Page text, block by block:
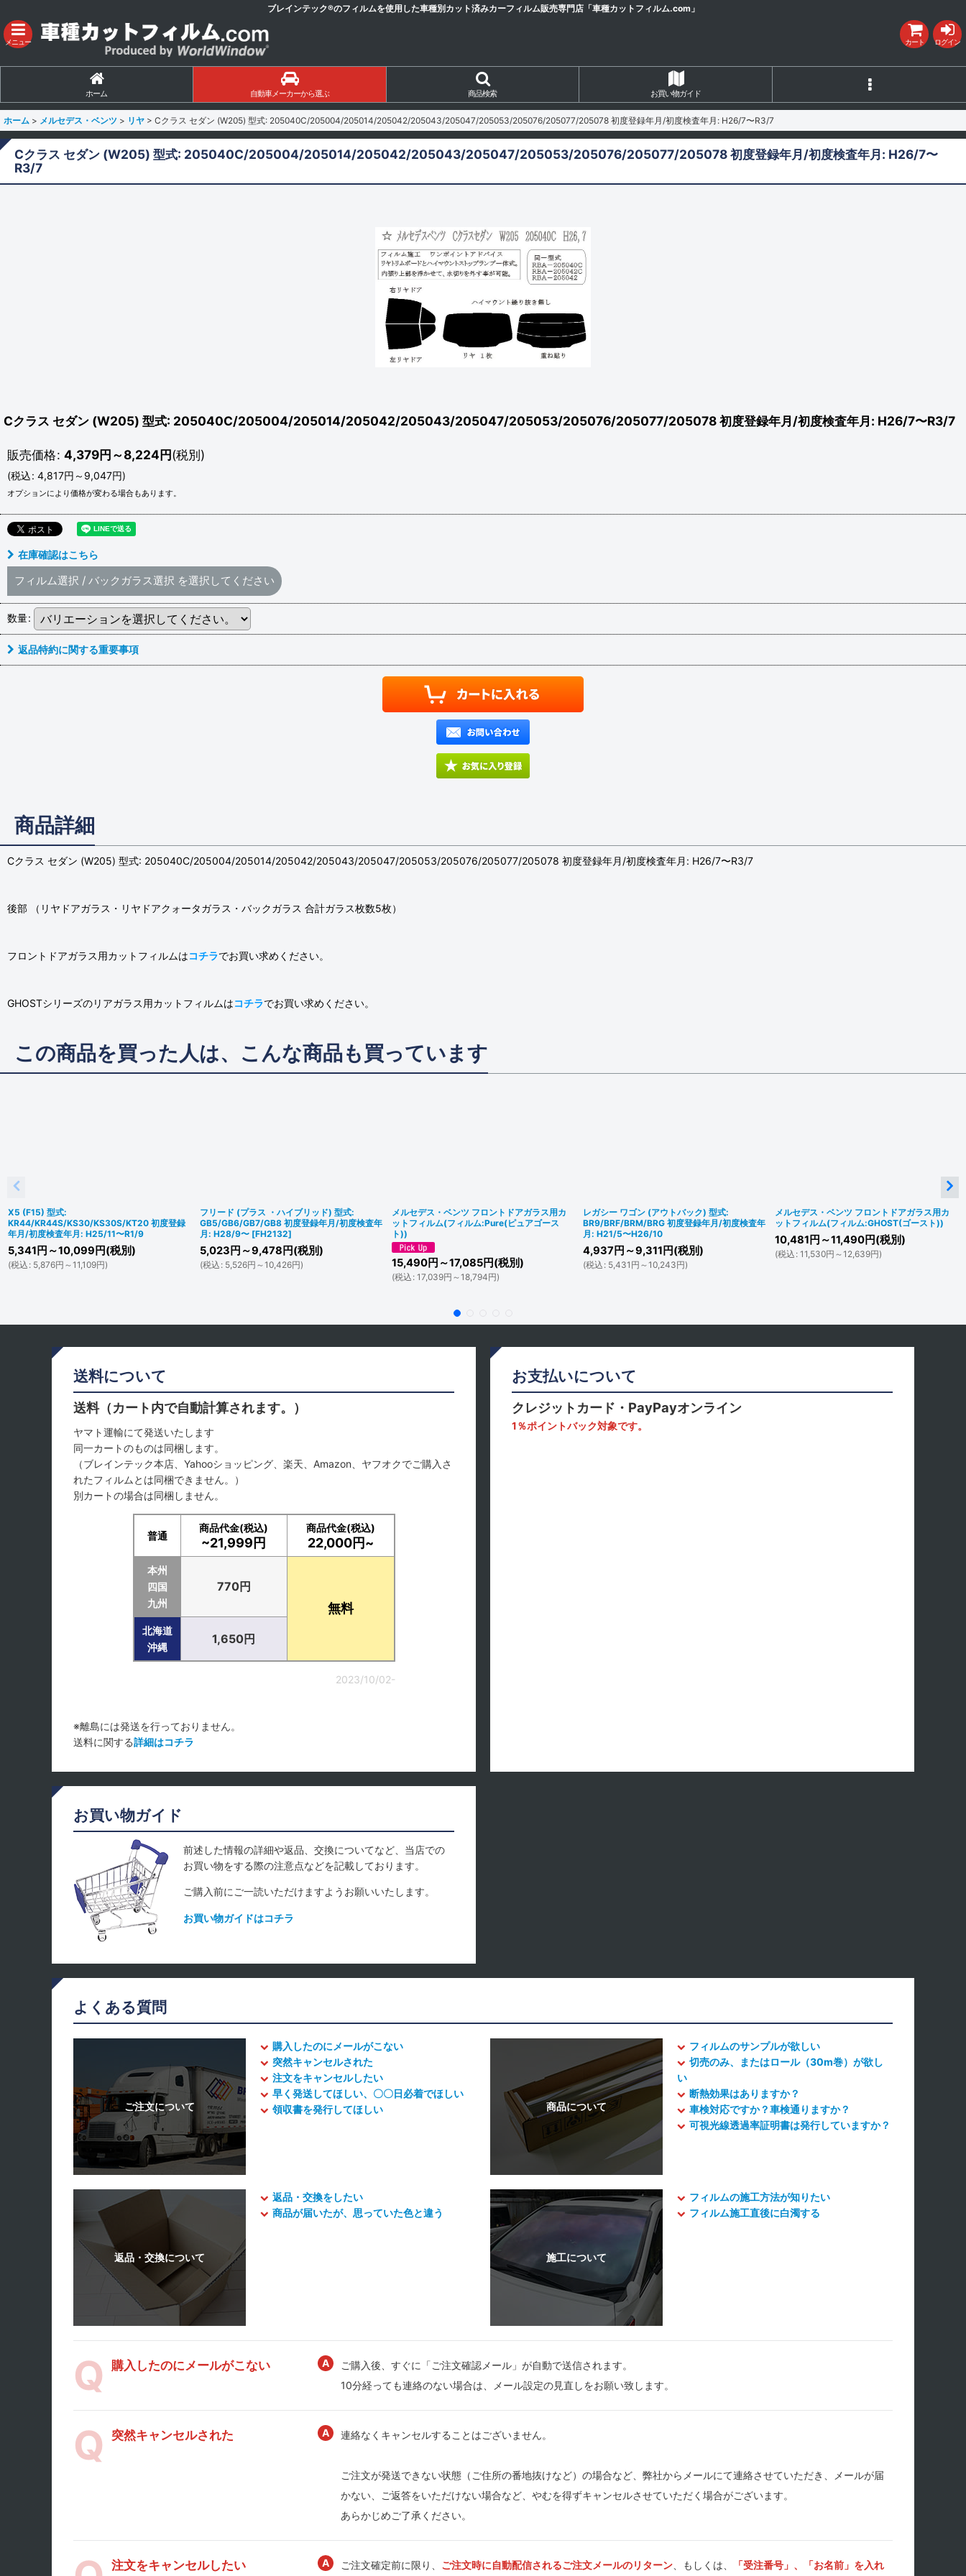
ブレインテック®のフィルムを使用した車種別カット済みカーフィルム販売専門店「車種カットフィルム.com」
メニュー カート ログイン
ホーム 自動車メーカーから選ぶ 商品検索 お買い物ガイド
ホーム > メルセデス・ベンツ > リヤ > Cクラス セダン (W205) 型式: 205040C/205004/205014/205042/205043/205047/205053/205076/205077/205078 初度登録年月/初度検査年月: H26/7〜R3/7
Cクラス セダン (W205) 型式: 205040C/205004/205014/205042/205043/205047/205053/205076/205077/205078 初度登録年月/初度検査年月: H26/7〜
R3/7
Cクラス セダン (W205) 型式: 205040C/205004/205014/205042/205043/205047/205053/205076/205077/205078 初度登録年月/初度検査年月: H26/7〜R3/7
販売価格: 4,379円～8,224円(税別)
(税込: 4,817円 ～9,047円)
オプションにより価格が変わる場合もあります。
在庫確認はこちら
フィルム選択 / バックガラス選択 を選択してください
数量:
返品特約に関する重要事項
商品詳細
Cクラス セダン (W205) 型式: 205040C/205004/205014/205042/205043/205047/205053/205076/205077/205078 初度登録年月/初度検査年月: H26/7〜R3/7
後部 （リヤドアガラス・リヤドアクォータガラス・バックガラス 合計ガラス枚数5枚）
フロントドアガラス用カットフィルムはコチラでお買い求めください。
GHOSTシリーズのリアガラス用カットフィルムはコチラでお買い求めください。
この商品を買った人は、こんな商品も買っています
X5 (F15) 型式:
KR44/KR44S/KS30/KS30S/KT20 初度登録
年月/初度検査年月: H25/11〜R1/9
5,341 円 ～10,099 円(税別)
(税込 : 5,876円 ～11,109円)
フリード (プラス ・ハイブリッド) 型式:
GB5/GB6/GB7/GB8 初度登録年月/初度検査年
月: H28/9〜 [FH2132]
5,023 円 ～9,478 円(税別)
(税込 : 5,526円 ～10,426円)
メルセデス・ベンツ フロントドアガラス用カ
ットフィルム(フィルム:Pure(ピュアゴース
ト))
15,490円 ～17,085円(税別)
(税込 : 17,039円 ～18,794円)
レガシー ワゴン (アウトバック) 型式:
BR9/BRF/BRM/BRG 初度登録年月/初度検査年
月: H21/5〜H26/10
4,937 円 ～9,311 円(税別)
(税込 : 5,431 円 ～10,243円)
メルセデス・ベンツ フロントドアガラス用カ
ットフィルム(フィルム:GHOST(ゴースト))
10,481 円 ～11,490円(税別)
(税込 : 11,530円 ～12,639円)
送料について
送料（カート内で自動計算されます。）
ヤマト運輸にて発送いたします
同一カートのものは同梱します。
（ブレインテック本店、Yahooショッピング、楽天、Amazon、ヤフオクでご購入さ
れたフィルムとは同梱できません。）
別カートの場合は同梱しません。
普通
商品代金(税込)
~21,999円
商品代金(税込)
22,000円~
本州
四国
九州
770円
無料
北海道
沖縄
1,650円
2023/10/02-
※離島には発送を行っておりません。
送料に関する詳細はコチラ
お支払いについて
クレジットカード・PayPayオンライン
1％ポイントバック対象です。
お買い物ガイド
前述した情報の詳細や返品、交換についてなど、当店での
お買い物をする際の注意点などを記載しております。
ご購入前にご一読いただけますようお願いいたします。
お買い物ガイドはコチラ
よくある質問
購入したのにメールがこない
突然キャンセルされた
注文をキャンセルしたい
早く発送してほしい、〇〇日必着でほしい
領収書を発行してほしい
フィルムのサンプルが欲しい
切売のみ、またはロール（30m巻）が欲し
い
断熱効果はありますか？
車検対応ですか？車検通りますか？
可視光線透過率証明書は発行していますか？
返品・交換をしたい
商品が届いたが、思っていた色と違う
フィルムの施工方法が知りたい
フィルム施工直後に白濁する
購入したのにメールがこない
ご購入後、すぐに「ご注文確認メール」が自動で送信されます。
10分経っても連絡のない場合は、メール設定の見直しをお願い致します。
突然キャンセルされた 連絡なくキャンセルすることはございません。
ご注文が発送できない状態（ご住所の番地抜けなど）の場合など、弊社からメールにて連絡させていただき、メールが届
かない、ご返答をいただけない場合など、やむを得ずキャンセルさせていただく場合がございます。
あらかじめご了承ください。
注文をキャンセルしたい ご注文確定前に限り、 ご注文時に自動配信されるご注文メールのリターン、もしくは、 「受注番号」、「お名前」を入れ